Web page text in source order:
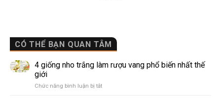
CÓ THỂ BẠN QUAN TÂM
4 giống nho trắng làm rượu vang phổ biến nhất thế
giới
Chức năng bình luận bị tắtở